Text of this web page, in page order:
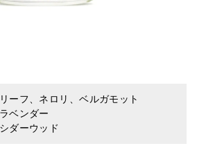
ーフ、ネロリ、ベルガモット
ベンダー
ダーウッド